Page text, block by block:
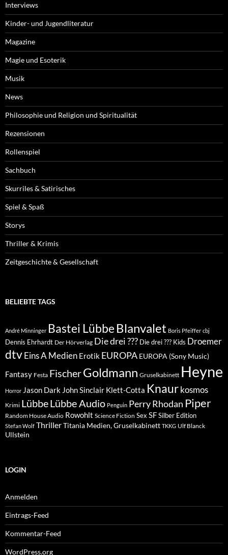
Interviews
Kinder- und Jugendliteratur
Magazine
Magie und Esoterik
Musik
News
Philosophie und Religion und Spiritualität
Rezensionen
Rollenspiel
Sachbuch
Skurriles & Satirisches
Spiel & Spaß
Storys
Thriller & Krimis
Zeitgeschichte & Gesellschaft
BELIEBTE TAGS
André Minninger Bastei Lübbe Blanvalet Boris Pfeiffer cbj
Dennis Ehrhardt Der Hörverlag Die drei ??? Die drei ??? Kids Droemer
dtvEins A Medien Erotik EUROPA EUROPA (Sony Music)
Fantasy Festa FischerGoldmann Gruselkabinett Heyne
Horror Jason Dark John Sinclair Klett-Cotta Knaur kosmos
Krimi LübbeLübbe Audio Penguin Perry Rhodan Piper
Random House Audio Rowohlt Science Fiction Sex SFSilber Edition
Stefan Wolf ThrillerTitania Medien, Gruselkabinett TKKG Ulf Blanck
Ullstein
LOGIN
Anmelden
Eintrags-Feed
Kommentar-Feed
WordPress.org